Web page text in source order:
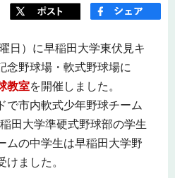
日）に早稲田大学東伏見キ
念野球場・軟式野球場に
教室を開催しました。
市内軟式少年野球チーム
田大学準硬式野球部の学生
ムの中学生は早稲田大学野
ました。